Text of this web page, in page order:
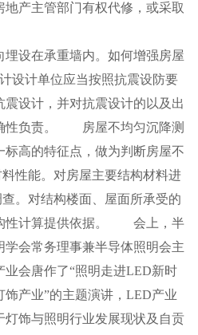
产主管部门有权代修，或采取
设在承重墙内。如何增强房屋
设计单位应当按照抗震设防要
设计，并对抗震设计的以及出
性负责。 房屋不均匀沉降测
高的特征点，做为判断房屋不
性能。对房屋主要结构材料进
。对结构楼面、屋面所承受的
性计算提供依据。 会上，半
会常务理事兼半导体照明会主
会唐作了“照明走进LED新时
产业”的主题演讲，LED产业
饰与照明行业发展现状及自贡